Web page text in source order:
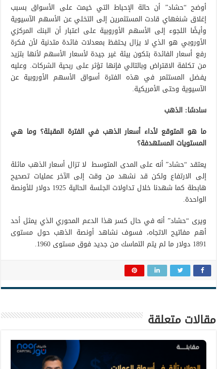
أوضح “حشاد” أن حالة الإحباط التي خيمت على الأسواق بسبب
إغلاق شنغهاي قادت المستثمرين إلى التخلي عن الأسهم الآسيوية
وأيضًا اللجوء إلى الأسهم الأوروبية على اعتبار أن البنك المركزي
الأوروبي هو الذي لا يزال يحتفظ بمعدلات فائدة متدنية لأن فكرة
رفع أسعار الفائدة بتكون بيئة غير جيدة لأسعار الأسهم لأنها بتزيد
من تكلفة الاقتراض وبالتالي فإنها تؤثر على ربحية الشركات. وعليه
يفضل المستثمر في هذه الفترة أسواق الأسهم الأوروبية عن
الآسيوية وحتى الأمريكية.
سادسًا: الذهب
ما هو المتوقع لأداء أسعار الذهب في الفترة المقبلة؟ وما هي
المستويات المستهدفة؟
يعتقد “حشاد” أنه على المدى المتوسط لا تزال أسعار الذهب مائلة
إلى الارتفاع ولكن قد نشهد من وقت إلى الآخر عمليات تصحيح
هابطة كما شهدنا خلال تداولات الجلسة الحالية 1925 دولار للأونصة
الواحدة.
ويرى “حشاد” أنه في حال كسر هذا الدعم المحوري الذي يمثل أحد
أهم مفاتيح الاتجاه، فسوف نشاهد أونصة الذهب حول مستوى
1891 دولار ما لم يتم التماسك من جديد فوق مستوى 1960.
مقالات متعلقة